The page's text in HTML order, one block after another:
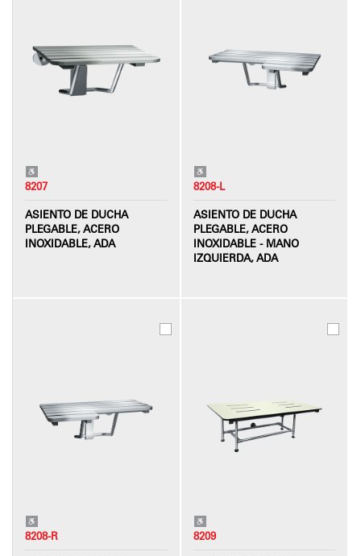
8207
ASIENTO DE DUCHA
PLEGABLE, ACERO
INOXIDABLE, ADA
8208-L
ASIENTO DE DUCHA
PLEGABLE, ACERO
INOXIDABLE - MANO
IZQUIERDA, ADA
8208-R 8209